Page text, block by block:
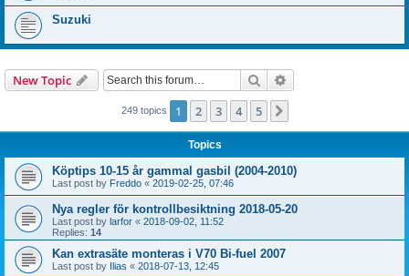
Suzuki
New Topic Search
249 topics 1 2 3 4 5
Topics
Köptips 10-15 år gammal gasbil (2004-2010)
Last post by Freddo « 2019-02-25, 07:46
Nya regler för kontrollbesiktning 2018-05-20
Last post by larfor « 2018-09-02, 11:52
Replies: 14
Kan extrasäte monteras i V70 Bi-fuel 2007
Last post by Ilias « 2018-07-13, 12:45